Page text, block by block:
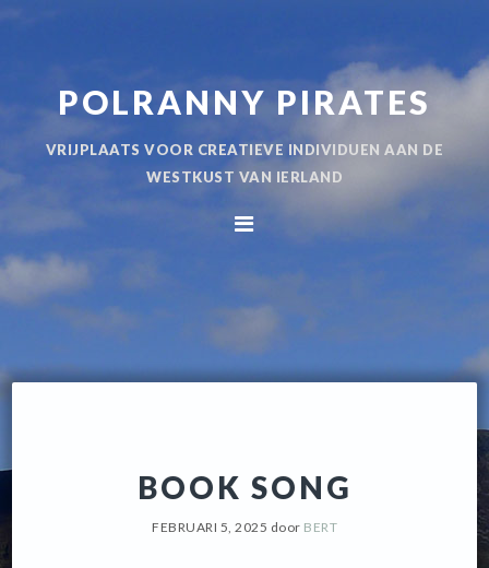
hoofdnavigatie
hoofd
inhoud
POLRANNY PIRATES
VRIJPLAATS VOOR CREATIEVE INDIVIDUEN AAN DE
WESTKUST VAN IERLAND
BOOK SONG
FEBRUARI 5, 2025 door BERT